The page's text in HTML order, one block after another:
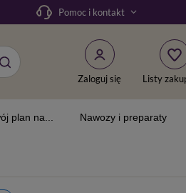
Pomoc i kontakt
Zaloguj się Listy
plan na... Nawozy i preparaty